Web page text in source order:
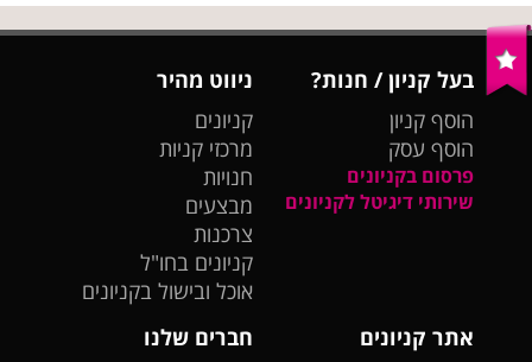
בעל קניון / חנות?
הוסף קניון
הוסף עסק
פרסום בקניונים
שירותי דיגיטל לקניונים
ניווט מהיר
קניונים
מרכזי קניות
חנויות
מבצעים
צרכנות
קניונים בחו"ל
אוכל ובישול בקניונים
אתר קניונים
חברים שלנו